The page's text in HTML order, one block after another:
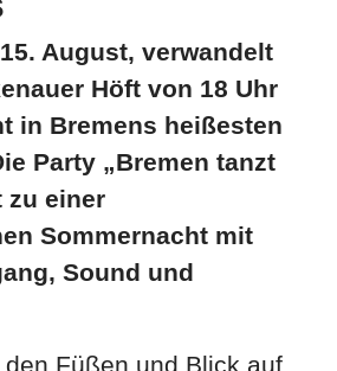
August, verwandelt
Höft von 18 Uhr
in Bremens heißesten
Party „Bremen tanzt
zu einer
Sommernacht mit
Sound und
Füßen und Blick auf